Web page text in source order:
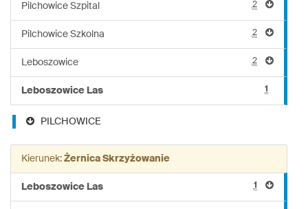
Pilchowice Szpital 2
Pilchowice Szkolna 2
Leboszowice 2
Leboszowice Las 1
PILCHOWICE
Kierunek: Żernica Skrzyżowanie
Leboszowice Las 1